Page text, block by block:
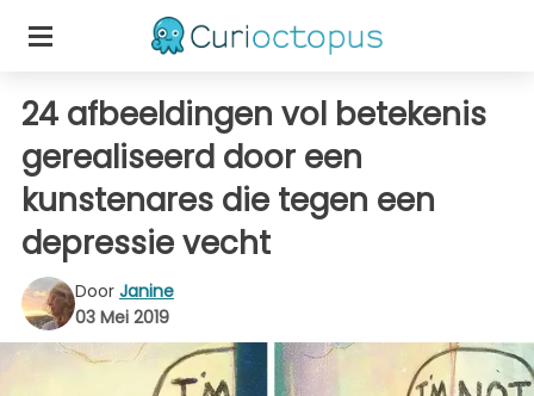
24 afbeeldingen vol betekenis
gerealiseerd door een
kunstenares die tegen een
depressie vecht
Door Janine
03 Mei 2019